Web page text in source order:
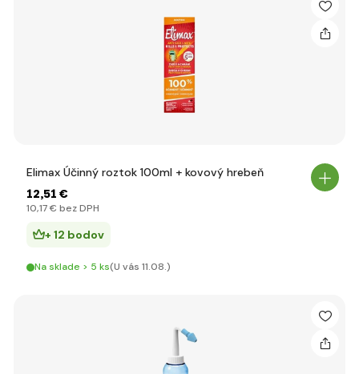
Elimax Účinný roztok 100ml + kovový hrebeň
12,51 €
10,17 € bez DPH
+ 12 bodov
Na sklade > 5 ks(U vás 11.08.)